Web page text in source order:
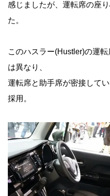
感じましたが、運転席の座
た。
このハスラー(Hustler)の運
は異なり、
運転席と助手席が密接して
採用。